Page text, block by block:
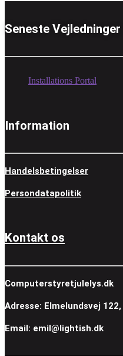
Seneste Vejledninger
Installations Portal
Information
Handelsbetingelser
Persondatapolitik
Kontakt os
Computerstyretjulelys.dk
Adresse: Elmelundsvej
Email: emil@lightish.dk